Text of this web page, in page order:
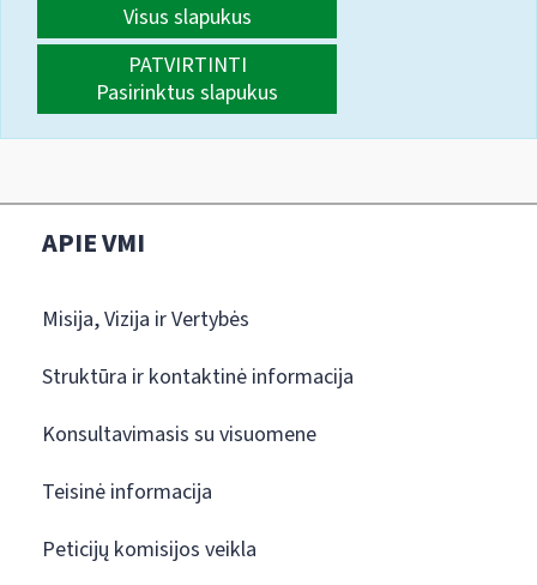
Visus slapukus
PATVIRTINTI
Pasirinktus slapukus
APIE VMI
Misija, Vizija ir Vertybės
Struktūra ir kontaktinė informacija
Konsultavimasis su visuomene
Teisinė informacija
Peticijų komisijos veikla